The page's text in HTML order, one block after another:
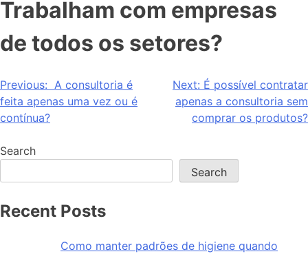
Trabalham com empresas
de todos os setores?
Previous: A consultoria é
feita apenas uma vez ou é
contínua?
Next: É possível contratar
apenas a consultoria sem
comprar os produtos?
Search
Search
Recent Posts
Como manter padrões de higiene quando